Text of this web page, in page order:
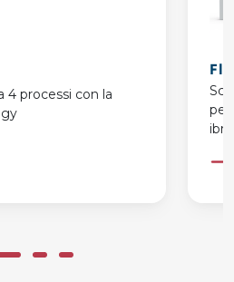
4 processi con la